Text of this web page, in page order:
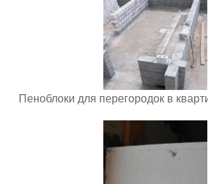
Пеноблоки для перегородок в